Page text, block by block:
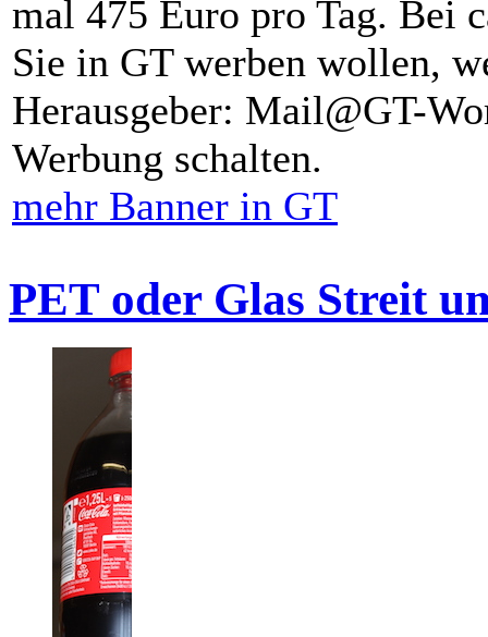
mal 475 Euro pro Tag. Bei
Sie in GT werben wollen,
Herausgeber: Mail@GT-
Werbung schalten.
mehr Banner in GT
PET oder Glas Streit